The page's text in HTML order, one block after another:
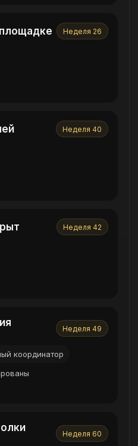
Неделя 26
Неделя 40
Неделя 42
Неделя 49
координатор
Неделя 60